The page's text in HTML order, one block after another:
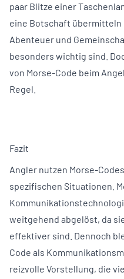
paar Blitze einer
eine Botschaft übermitteln
Abenteuer und
besonders wichtig sind.
von Morse-Code beim
Regel.
Fazit
Angler nutzen Morse-
spezifischen Situationen.
weitgehend abgelöst, da
effektiver sind. Dennoch
Code als
reizvolle Vorstellung, die